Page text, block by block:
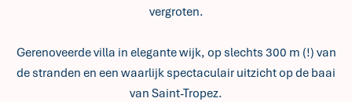
vergroten.
Gerenoveerde villa in elegante wijk, op slechts 300 m (!) van
de stranden en een waarlijk spectaculair uitzicht op de baai
van Saint-Tropez.